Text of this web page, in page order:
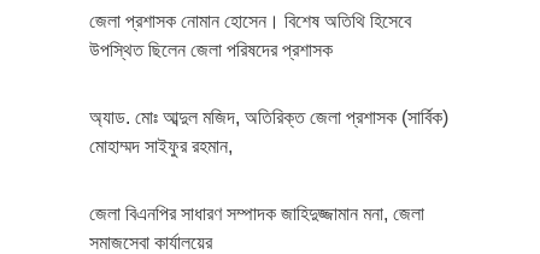
জেলা প্রশাসক নোমান হোসেন। বিশেষ অতিথি হিসেবে
উপস্থিত ছিলেন জেলা পরিষদের প্রশাসক
অ্যাড. মোঃ আব্দুল মজিদ, অতিরিক্ত জেলা প্রশাসক (সার্বিক)
মোহাম্মদ সাইফুর রহমান,
জেলা বিএনপির সাধারণ সম্পাদক জাহিদুজ্জামান মনা, জেলা
সমাজসেবা কার্যালয়ের